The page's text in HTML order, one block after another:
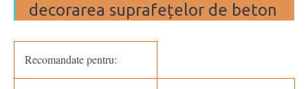
decorarea suprafețelor de beton
Recomandate pentru: